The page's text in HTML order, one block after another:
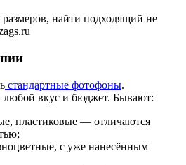
найти подходящий не
стандартные фотофоны.
вкус и бюджет. Бывают:
пластиковые — отличаются
с уже нанесённым